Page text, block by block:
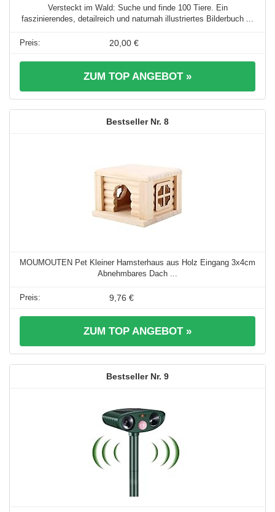
Versteckt im Wald: Suche und finde 100 Tiere. Ein
faszinierendes, detailreich und naturnah illustriertes Bilderbuch ...
20,00 €
ZUM TOP ANGEBOT »
8
MOUMOUTEN Pet Kleiner Hamsterhaus aus Holz Eingang 3x4cm
Abnehmbares Dach ...
9,76 €
ZUM TOP ANGEBOT »
9